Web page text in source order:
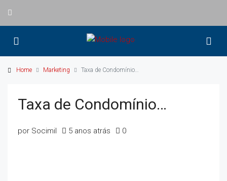
Home Marketing Taxa de Condomínio…
Taxa de Condomínio…
por Socimil 5 anos atrás 0